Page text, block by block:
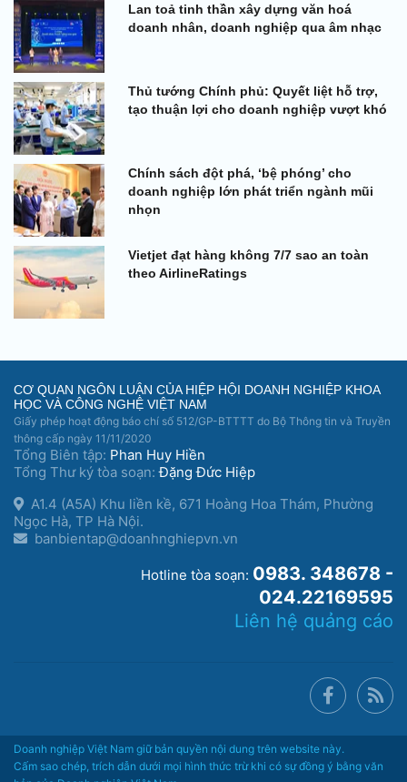
Lan toả tinh thần xây dựng văn hoá
doanh nhân, doanh nghiệp qua âm nhạc
Thủ tướng Chính phủ: Quyết liệt hỗ trợ,
tạo thuận lợi cho doanh nghiệp vượt khó
Chính sách đột phá, ‘bệ phóng’ cho
doanh nghiệp lớn phát triển ngành mũi
nhọn
Vietjet đạt hàng không 7/7 sao an toàn
theo AirlineRatings
CƠ QUAN NGÔN LUẬN CỦA HIỆP HỘI DOANH NGHIỆP KHOA
HỌC VÀ CÔNG NGHỆ VIỆT NAM
Giấy phép hoạt động báo chí số 512/GP-BTTTT do Bộ Thông tin và Truyền
thông cấp ngày 11/11/2020
Tổng Biên tập: Phan Huy Hiền
Tổng Thư ký tòa soạn:Đặng Đức Hiệp
A1.4 (A5A) Khu liền kề, 671 Hoàng Hoa Thám, Phường
Ngọc Hà, TP Hà Nội.
banbientap@doanhnghiepvn.vn
Hotline tòa soạn: 0983. 348678 -
024.22169595
Liên hệ quảng cáo
Doanh nghiệp Việt Nam giữ bản quyền nội dung trên website này.
Cấm sao chép, trích dẫn dưới mọi hình thức trừ khi có sự đồng ý bằng văn